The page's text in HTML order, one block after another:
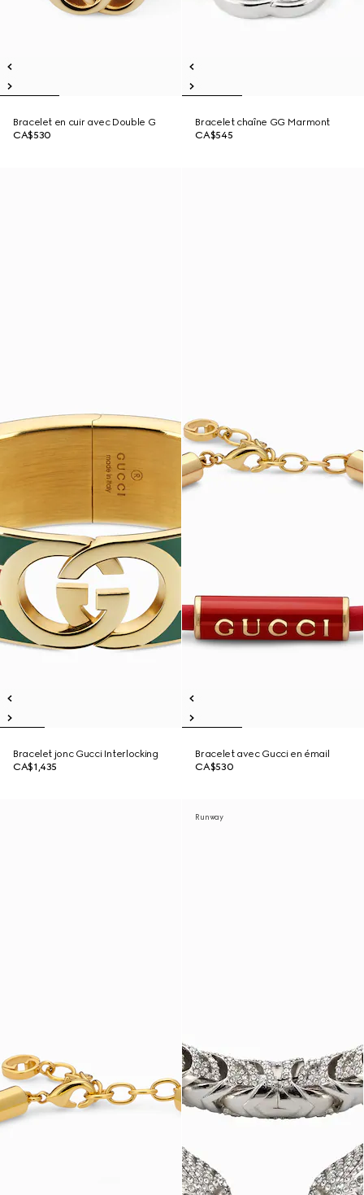
Bracelet en cuir avec Double G
CA$530
Bracelet chaîne GG Marmont
CA$545
Bracelet jonc Gucci Interlocking
CA$1,435
Bracelet avec Gucci en émail
CA$530
Runway